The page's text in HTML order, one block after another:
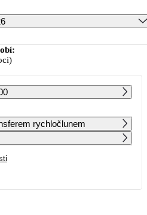
Září 2026
ČT PÁ SO NE
36 709 59 559 36 449
s transferem rychločlunem